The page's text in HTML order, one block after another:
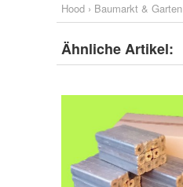
Hood › Baumarkt & Garten
Ähnliche Artikel: